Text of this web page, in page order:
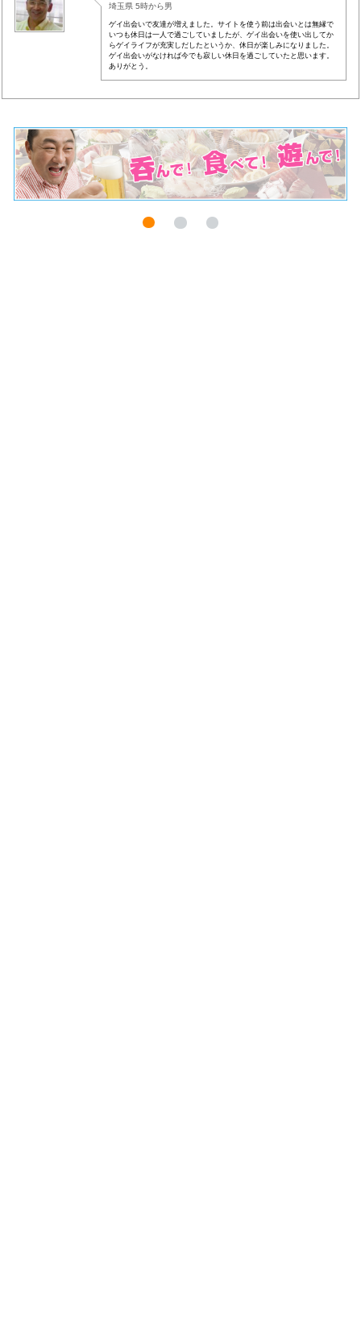
埼玉県 5時から男
ゲイ出会いで友達が増えました。サイトを使う前は出会いとは無縁で
いつも休日は一人で過ごしていましたが、ゲイ出会いを使い出してか
らゲイライフが充実しだしたというか、休日が楽しみになりました。
ゲイ出会いがなければ今でも寂しい休日を過ごしていたと思います。
ありがとう。